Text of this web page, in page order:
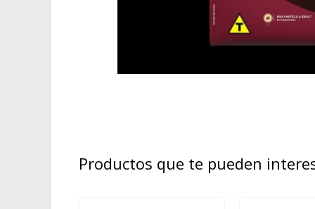
Productos que te pueden